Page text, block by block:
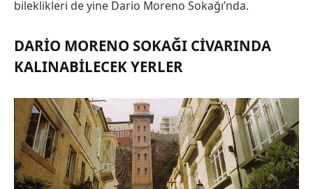
bileklikleri de yine Dario Moreno Sokağı’nda.
DARIO MORENO SOKAĞI CIVARINDA
KALINABILECEK YERLER